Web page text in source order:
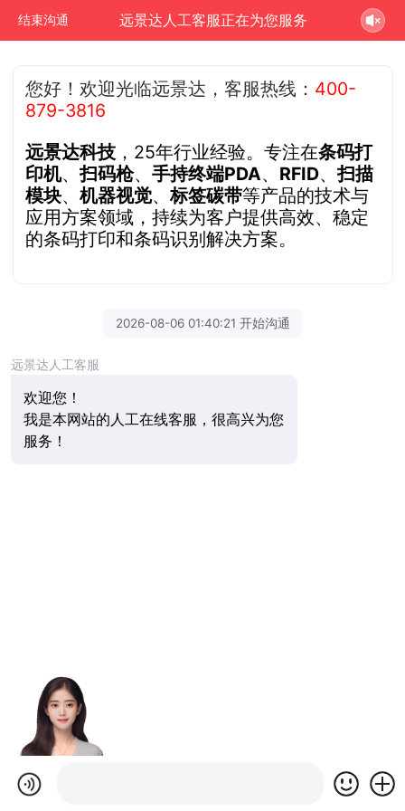
结束沟通 远景达人工客服正在为您服务
您好！欢迎光临远景达，客服热线： 400-
879-3816
远景达科技 ，25年行业经验。专注在条码打
印机、扫码枪、手持终端PDA、 RFID、扫描
模块、机器视觉、标签碳带等产品的技术与
应用方案领域，持续为客户提供高效、稳定
的条码打印和条码识别解决方案。
2026-08-06 01:40:21 开始沟通
远景达人工客服
欢迎您！
我是本网站的人工在线客服，很高兴为您
服务！